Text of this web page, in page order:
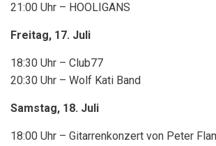
21:00 Uhr – HOOLIGANS
Freitag, 17. Juli
18:30 Uhr – Club77
20:30 Uhr – Wolf Kati Band
Samstag, 18. Juli
18:00 Uhr – Gitarrenkonzert von Peter